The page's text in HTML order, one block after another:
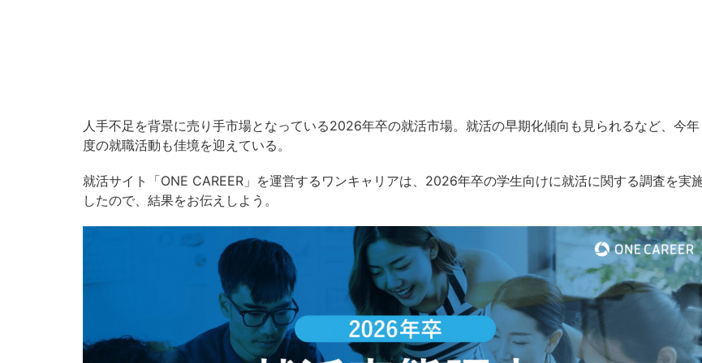
人手不足を背景に売り手市場となっている2026年卒の就活市場。就活の早期化傾向も見られるなど、今年
度の就職活動も佳境を迎えている。
就活サイト「ONE CAREER」を運営するワンキャリアは、2026年卒の学生向けに就活に関する調査を実
したので、結果をお伝えしよう。